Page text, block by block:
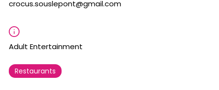
crocus.souslepont@gmail.com
Adult Entertainment
Restaurants